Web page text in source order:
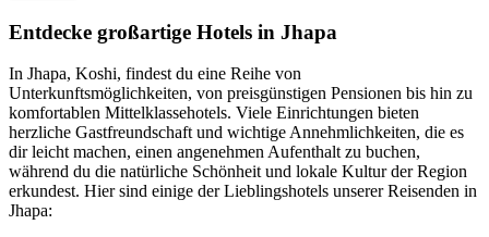
Entdecke großartige Hotels in Jhapa
In Jhapa, Koshi, findest du eine Reihe von
Unterkunftsmöglichkeiten, von preisgünstigen Pensionen bis hin zu
komfortablen Mittelklassehotels. Viele Einrichtungen bieten
herzliche Gastfreundschaft und wichtige Annehmlichkeiten, die es
dir leicht machen, einen angenehmen Aufenthalt zu buchen,
während du die natürliche Schönheit und lokale Kultur der Region
erkundest. Hier sind einige der Lieblingshotels unserer Reisenden in
Jhapa: